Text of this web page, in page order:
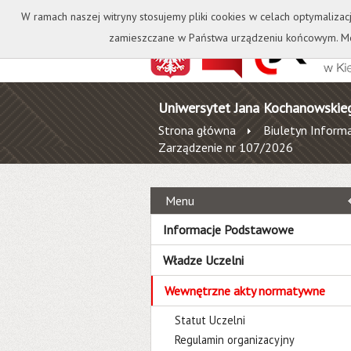
Kontakt Biblioteka
Uniwersytet Jana
Strona główna
Biuletyn
Zarządzenie nr 107/2026
Menu
Informacje Podstawowe
Władze Uczelni
Wewnętrzne akty normatywne
Statut Uczelni
Regulamin organizacyjny
W ramach naszej witryny stosujemy pliki cookies w celach
zamieszczane w Państwa urządzeniu końcowym.